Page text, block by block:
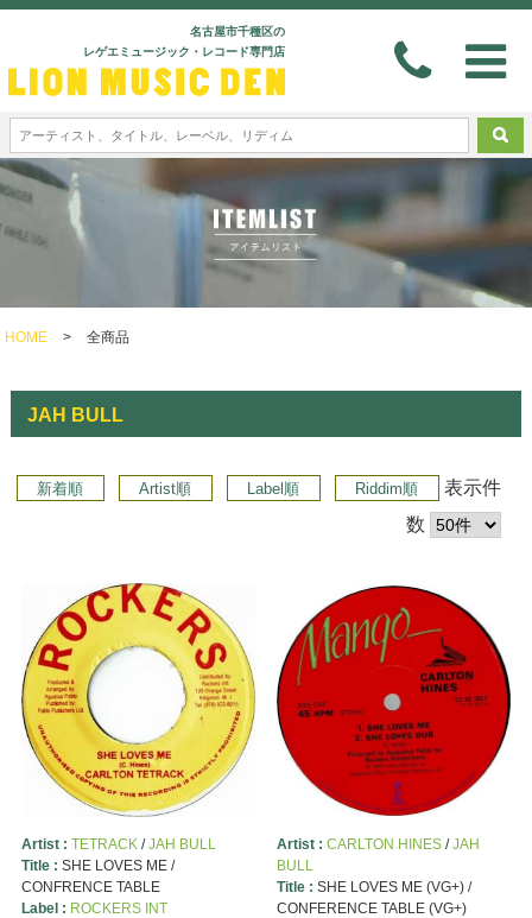
名古屋市千種区の
レゲエミュージック・レコード専門店
HOME > 全商品
JAH BULL
新着順 Artist順 Label順 Riddim順
表示件
数
Artist : TETRACK/JAH BULL
Title : SHE LOVES ME /
CONFRENCE TABLE
Label : ROCKERS INT
Artist : CARLTON HINES/JAH
BULL
Title : SHE LOVES ME (VG+) /
CONFERENCE TABLE (VG+)